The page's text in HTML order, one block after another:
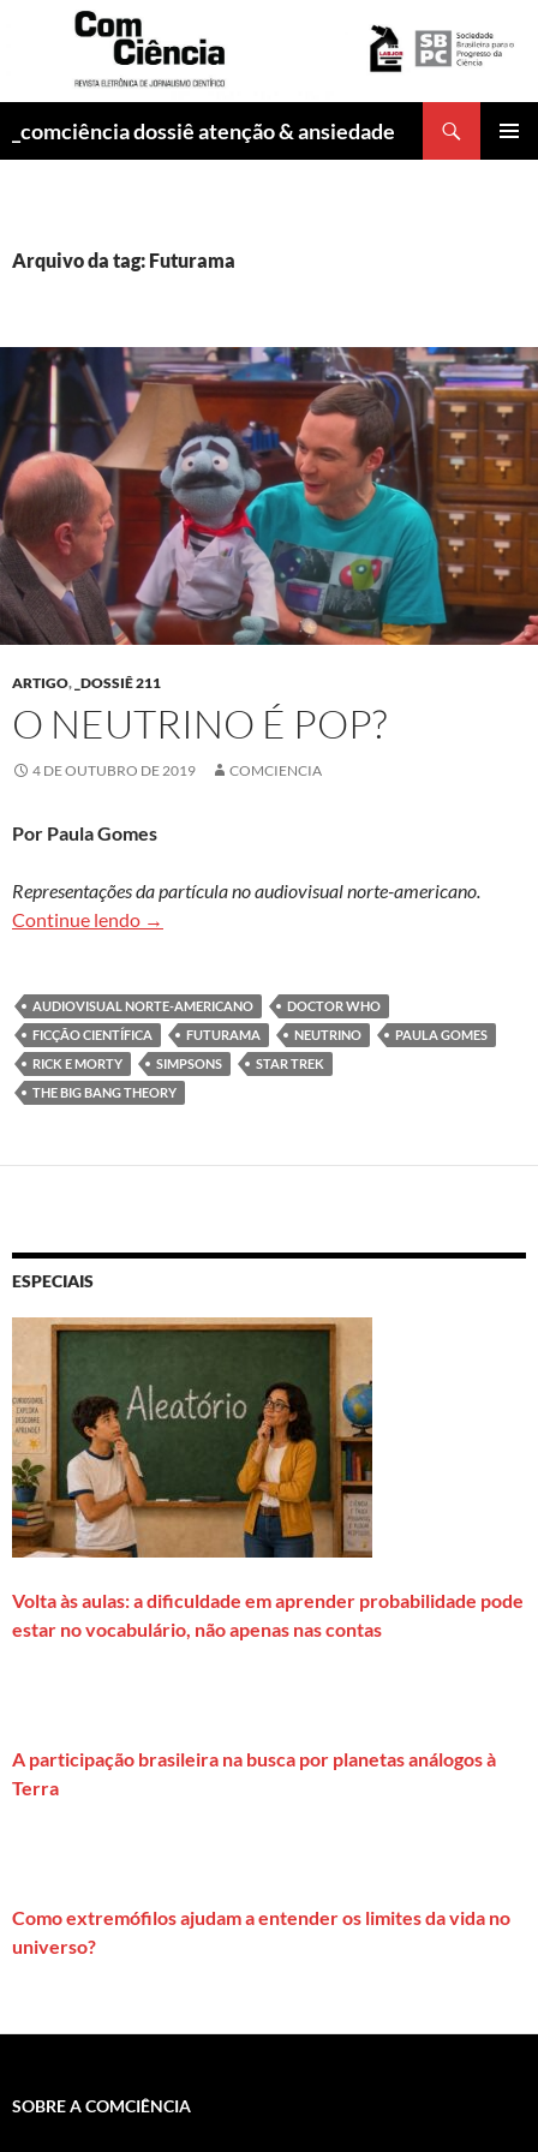
_comciência dossiê atenção & ansiedade
Arquivo da tag: Futurama
ARTIGO, _DOSSIÊ 211
O NEUTRINO É POP?
4 DE OUTUBRO DE 2019 COMCIENCIA
Por Paula Gomes
Representações da partícula no audiovisual norte-americano.
Continue lendo O neutrino é pop?
→
AUDIOVISUAL NORTE-AMERICANO
DOCTOR WHO
FICÇÃO CIENTÍFICA
FUTURAMA NEUTRINO
PAULA GOMES
RICK E MORTY
SIMPSONS
STAR TREK
THE BIG BANG THEORY
ESPECIAIS
Volta às aulas: a dificuldade em aprender probabilidade pode
estar no vocabulário, não apenas nas contas
A participação brasileira na busca por planetas análogos à
Terra
Como extremófilos ajudam a entender os limites da vida no
universo?
SOBRE A COMCIÊNCIA